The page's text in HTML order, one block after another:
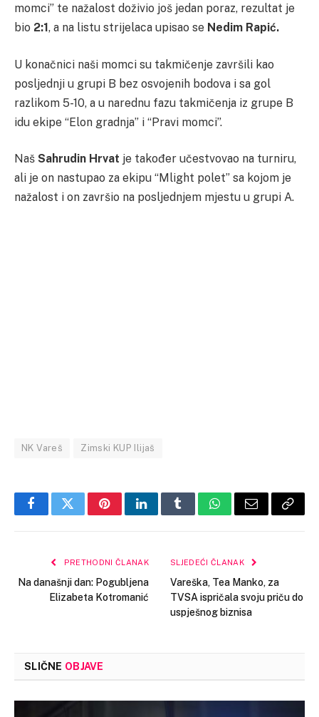
momci” te nažalost doživio još jedan poraz, rezultat je
bio 2:1, a na listu strijelaca upisao se Nedim Rapić.
U konačnici naši momci su takmičenje završili kao
posljednji u grupi B bez osvojenih bodova i sa gol
razlikom 5-10, a u narednu fazu takmičenja iz grupe B
idu ekipe “Elon gradnja” i “Pravi momci”.
Naš Sahrudin Hrvat je također učestvovao na turniru,
ali je on nastupao za ekipu “Mlight polet” sa kojom je
nažalost i on završio na posljednjem mjestu u grupi A.
NK Vareš Zimski KUP Ilijaš
FacebookTwitterPinterestLinkedInTumblrWhatsApp
Email Copy
PRETHODNI ČLANAK
Na današnji dan: Pogubljena
Elizabeta Kotromanić
SLJEDEĆI ČLANAK
Vareška, Tea Manko, za
TVSA ispričala svoju priču do
uspješnog biznisa
SLIČNE OBJAVE